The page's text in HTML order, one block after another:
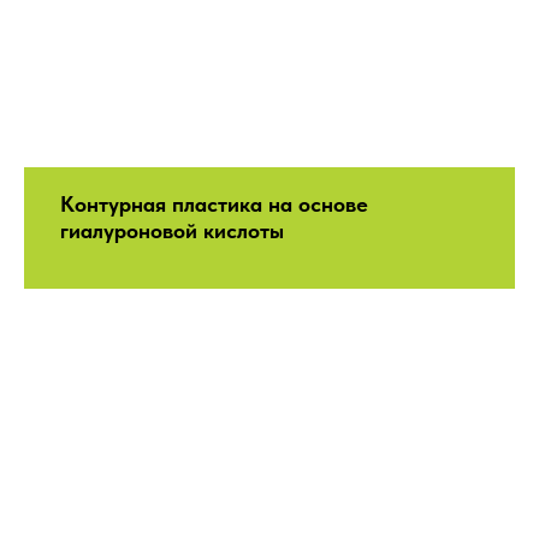
Контурная пластика на основе
гиалуроновой кислоты